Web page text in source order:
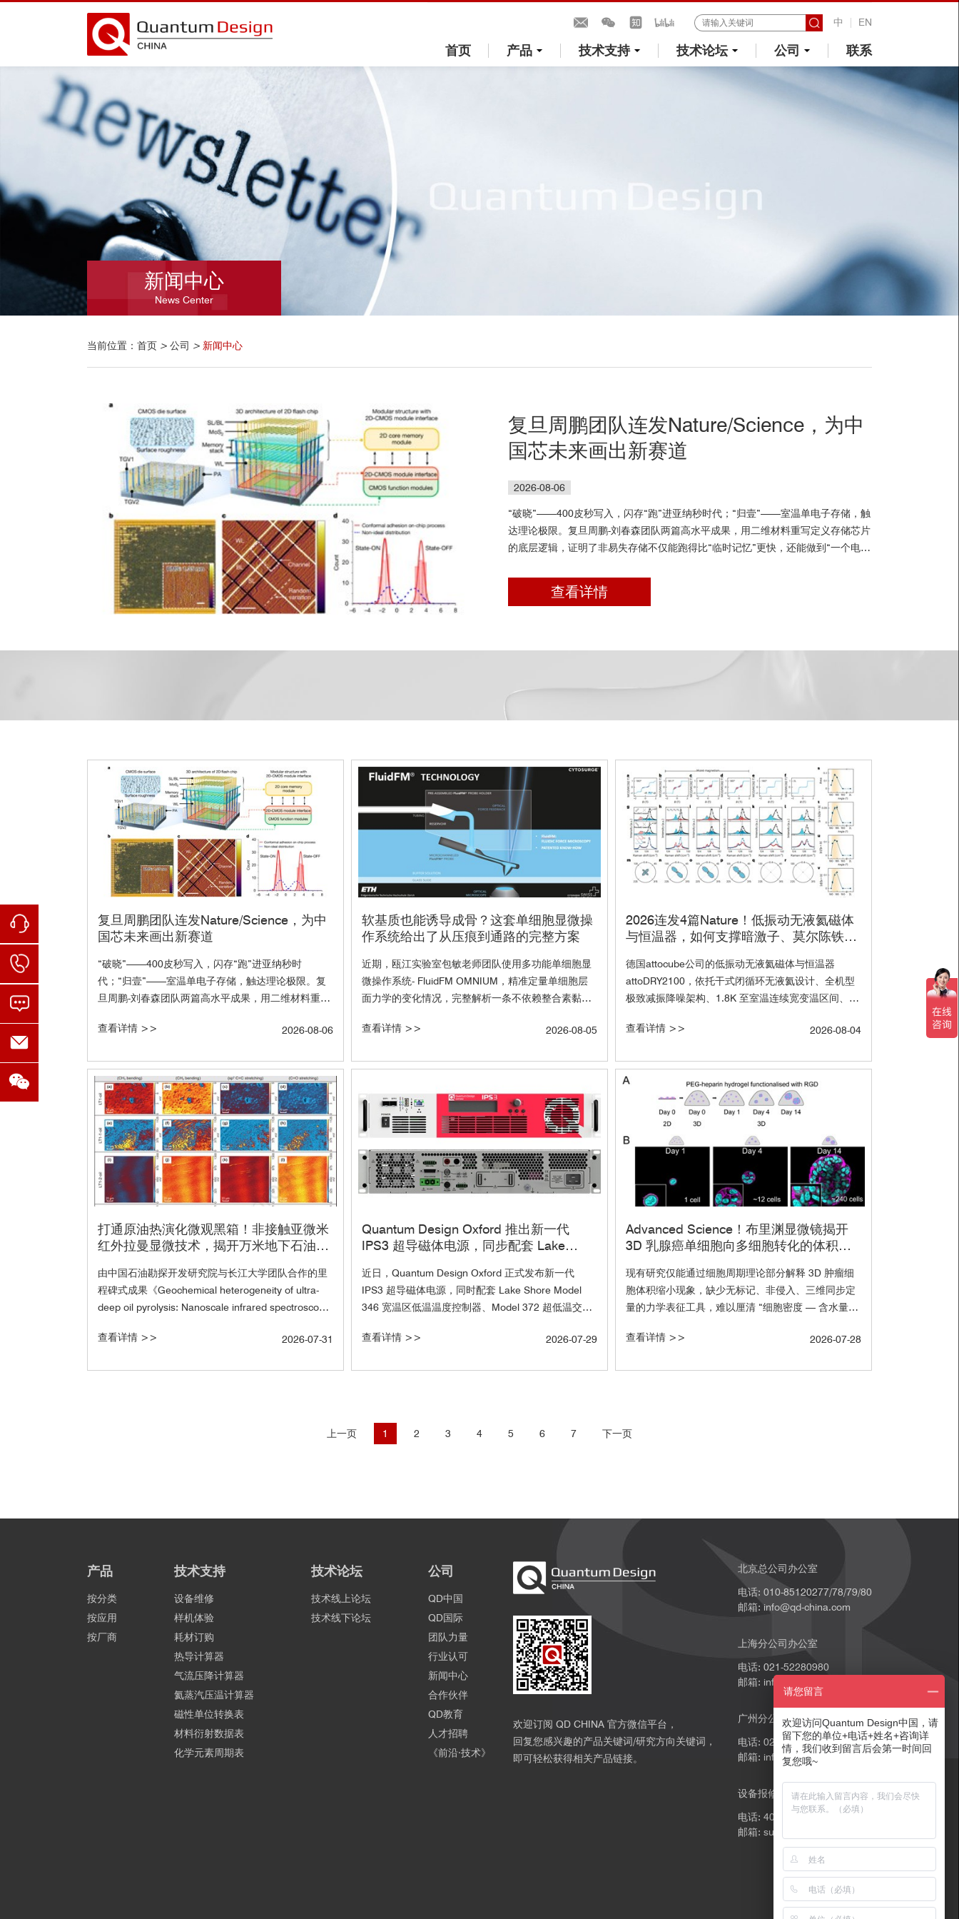
中 EN
首页 产品 技术支持 技术论坛 公司 联系
新闻中心
News Center
当前位置： 首页 > 公司 > 新闻中心
复旦周鹏团队连发Nature/Science，为中
国芯未来画出新赛道
2026-08-06
“破晓”——400皮秒写入，闪存“跑”进亚纳秒时代；“归壹”——室温单电子存储，触
达理论极限。复旦周鹏-刘春森团队两篇高水平成果，用二维材料重写定义存储芯片
的底层逻辑，证明了非易失存储不仅能跑得比“临时记忆”更快，还能做到“一个电子
动（<30nm）与宽温区（1.6K-675K）特性，成为连接二维材料量子行为与宏观芯
片性能的 “量子观测室”，见证了这些划时代突破的发现。
查看详情
复旦周鹏团队连发Nature/Science，为中
国芯未来画出新赛道
“破晓”——400皮秒写入，闪存“跑”进亚纳秒时
代；“归壹”——室温单电子存储，触达理论极限。复
旦周鹏-刘春森团队两篇高水平成果，用二维材料重写
跑得比“临时记忆”更快，还能做到“一个电子就是1比
低噪真空环境、超低振动（<30nm）与宽温区
（1.6K-675K）特性，成为连接二维材料量子行为与
宏观芯片性能的 “量子观测室”，见证了这些划时代突
破的发现。
查看详情 >> 2026-08-06
软基质也能诱导成骨？这套单细胞显微操
作系统给出了从压痕到通路的完整方案
​近期，瓯江实验室包敏老师团队使用多功能单细胞显
微操作系统- FluidFM OMNIUM，精准定量单细胞层
面力学的变化情况，完整解析一条不依赖整合素黏附
细胞成骨的抑制作用。换句话说，即使你的培养基质
方向分化。相关成果已发表于《Acta Biomaterialia》
查看详情 >> 2026-08-05
2026连发4篇Nature！低振动无液氦磁体
与恒温器，如何支撑暗激子、莫尔陈铁
德国attocube公司的低振动无液氦磁体与恒温器
attoDRY2100，依托干式闭循环无液氦设计、全机型
极致减振降噪架构、1.8K 至室温连续宽变温区间、多
控制、配套专用低温消色差高 NA 物镜与纳米位移台
时能稳定输出超低噪声极低温强磁场测试环境，完整
抑制热涨落与声子散射，精准保留二维材料本征微弱
量子光学、磁学信号，是国内外众多课题组研究二维
材料中的磁光物理性质标配设备，可拓展实现光学拉
曼与荧光光谱测量，电场与磁场调控反射光谱，磁圆
二色RMCD, 磁光克尔MOKE， 二次谐波SHG等多种
功能。 2026 年已支撑多项《Nature》《Nature
Photonics》《Nature Physics》重大成果落地。
查看详情 >> 2026-08-04
打通原油热演化微观黑箱！非接触亚微米
红外拉曼显微技术，揭开万米地下石油分
​由中国石油勘探开发研究院与长江大学团队合作的里
程碑式成果《Geochemical heterogeneity of ultra-
deep oil pyrolysis: Nanoscale infrared spectroscopy
研究创新性将基于光学光热红外光谱技术O-PTIR的非
查看详情 >> 2026-07-31
Quantum Design Oxford 推出新一代
IPS3 超导磁体电源，同步配套 Lake
体系统整体解决方案
近日，Quantum Design Oxford 正式发布新一代
IPS3 超导磁体电源，同时配套 Lake Shore Model
346 宽温区低温温度控制器、Model 372 超低温交流
Design Oxford 全线产品系列，包含无液氦超导磁体
查看详情 >> 2026-07-29
Advanced Science！布里渊显微镜揭开
3D 乳腺癌单细胞向多细胞转化的体积调
现有研究仅能通过细胞周期理论部分解释 3D 肿瘤细
胞体积缩小现象，缺少无标记、非侵入、三维同步定
量的力学表征工具，难以厘清 “细胞密度 — 含水量
大学 Taubenberger 课题组依托CellSense 生物型布
查看详情 >> 2026-07-28
上一页 1 2 3 4 5 6 7 下一页
产品
按分类
按应用
按厂商
技术支持
设备维修
样机体验
耗材订购
热导计算器
气流压降计算器
氦蒸汽压温计算器
磁性单位转换表
材料衍射数据表
化学元素周期表
技术论坛
技术线上论坛
技术线下论坛
公司
QD中国
QD国际
团队力量
行业认可
新闻中心
合作伙伴
QD教育
人才招聘
《前沿·技术》
欢迎订阅 QD CHINA 官方微信平台，
回复您感兴趣的产品关键词/研究方向关键词，
即可轻松获得相关产品链接。
北京总公司办公室
电话: 010-85120277/78/79/80
邮箱: info@qd-china.com
上海分公司办公室
电话: 021-52280980
邮箱: info@qd-china.com
广州分公司办公室
电话: 020-89202739
邮箱: info@qd-china.com
设备报修
电话: 4001669018
邮箱: support@qd-china.com
请您留言
欢迎访问Quantum Design中国，请
留下您的单位+电话+姓名+咨询详
情，我们收到留言后会第一时间回
复您哦~